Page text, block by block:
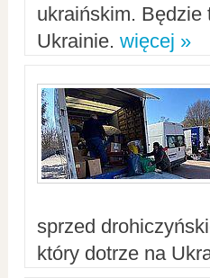
ukraińskim. Będzie
Ukrainie. więcej »
sprzed
który dotrze na